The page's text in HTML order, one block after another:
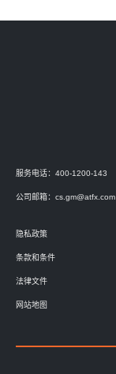
服务电话：400-1200-143
公司邮箱： cs.gm@atfx.com
隐私政策
条款和条件
法律文件
网站地图